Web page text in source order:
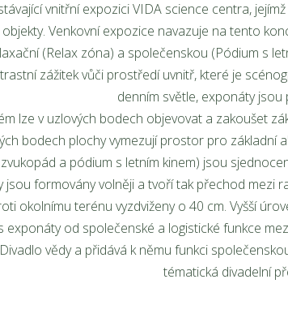
vnitřní expozici VIDA science centra,
Venkovní expozice navazuje na tento
(Relax zóna) a společenskou (Pódium s
zážitek vůči prostředí uvnitř, které je
denním světle, exponáty jsou
lze v uzlových bodech objevovat a zakoušet
bodech plochy vymezují prostor pro základní
a pódium s letním kinem) jsou
jsou formovány volněji a tvoří tak přechod
okolnímu terénu vyzdviženy o 40 cm. Vyšší
exponáty od společenské a logistické funkce
vědy a přidává k němu funkci
tématická divadelní